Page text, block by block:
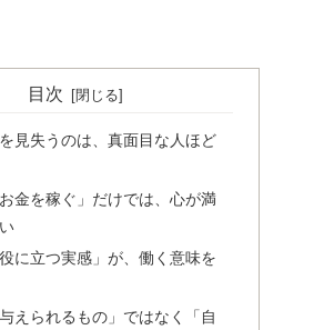
目次
見失うのは、真面目な人ほど
お金を稼ぐ」だけでは、心が満
役に立つ実感」が、働く意味を
えられるもの」ではなく「自